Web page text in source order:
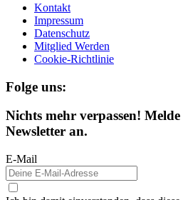
Kontakt
Impressum
Datenschutz
Mitglied Werden
Cookie-Richtlinie
Folge uns:
Nichts mehr verpassen!
Newsletter an.
E-Mail